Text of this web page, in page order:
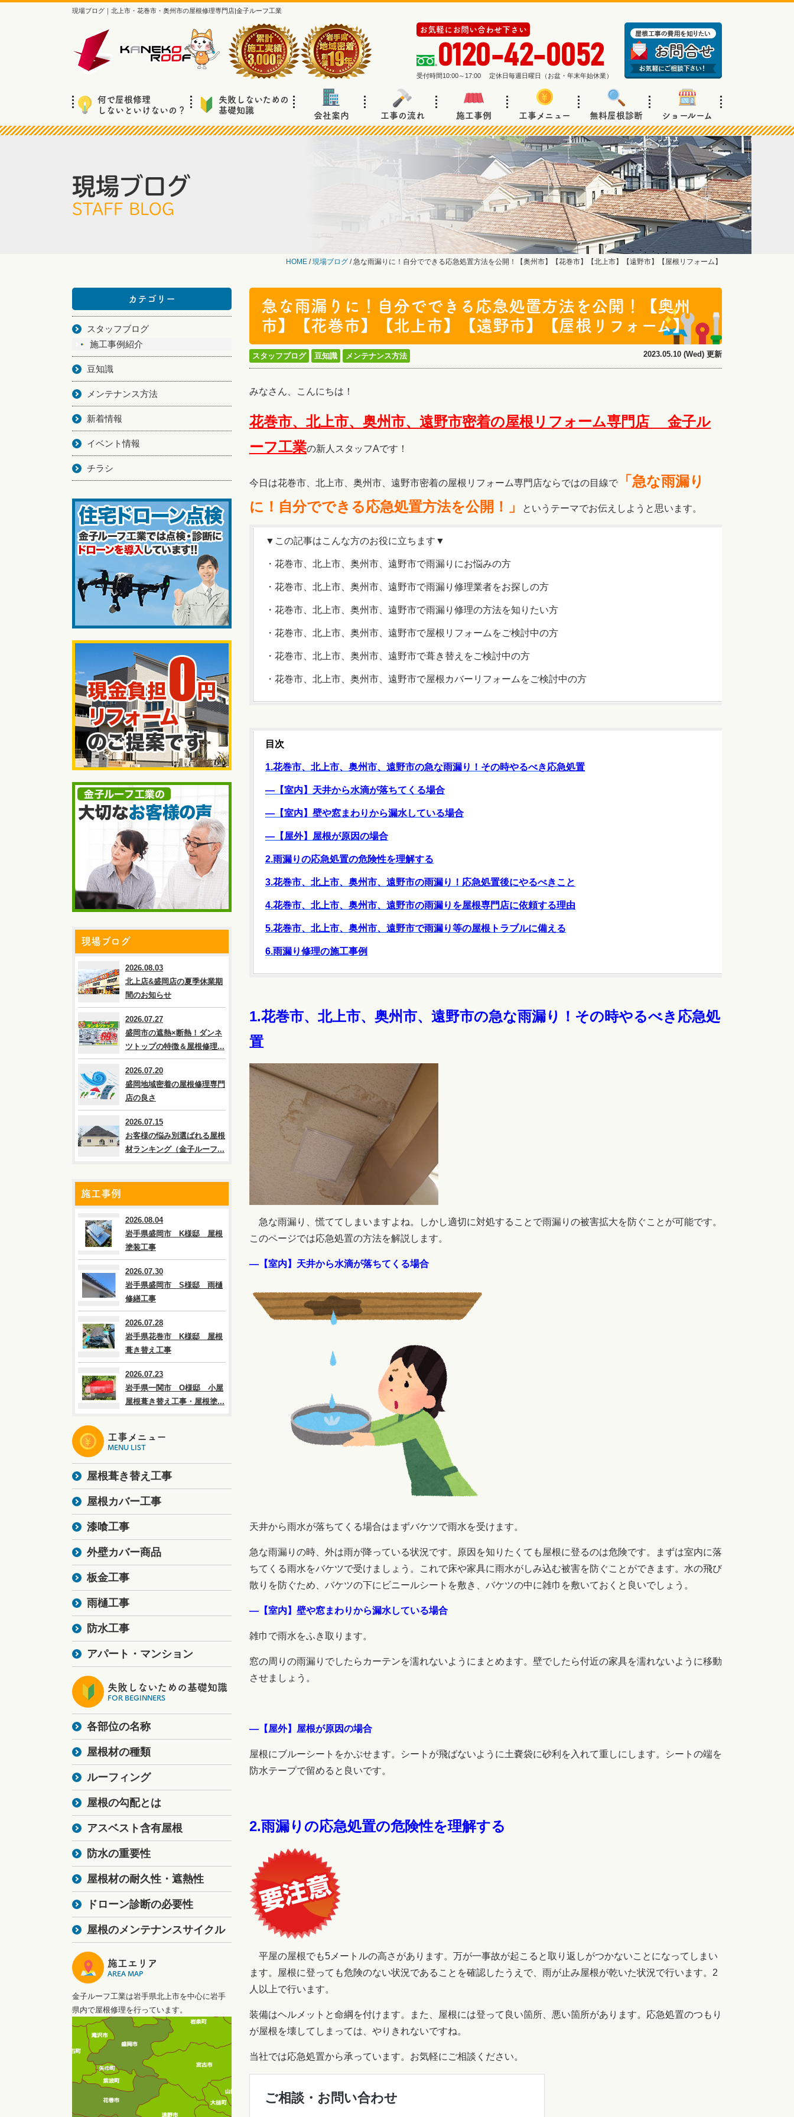
現場ブログ｜北上市・花巻市・奥州市の屋根修理専門店|金子ルーフ工業
お気軽にお問い合わせ下さい
0120-42-0052
受付時間10:00～17:00 定休日毎週日曜日（お盆・年末年始休業）
何で屋根修理
しないといけないの？
失敗しないための
基礎知識
会社案内 工事の流れ 施工事例 工事メニュー 無料屋根診断 ショールーム
現場ブログ
STAFF BLOG
HOME /現場ブログ /急な雨漏りに！自分でできる応急処置方法を公開！【奥州市】【花巻市】【北上市】【遠野市】【屋根リフォーム】
急な雨漏りに！自分でできる応急処置方法を公開！【奥州
市】【花巻市】【北上市】【遠野市】【屋根リフォーム】
スタッフブログ 豆知識 メンテナンス方法 2023.05.10 (Wed) 更新
みなさん、こんにちは！
花巻市、北上市、奥州市、遠野市密着の屋根リフォーム専門店 金子ル
ーフ工業の新人スタッフAです！
今日は花巻市、北上市、奥州市、遠野市密着の屋根リフォーム専門店ならではの目線で
「急な雨漏り
に！自分でできる応急処置方法を公開！」
というテーマでお伝えしようと思います。
▼この記事はこんな方のお役に立ちます▼
・花巻市、北上市、奥州市、遠野市で雨漏りにお悩みの方
・花巻市、北上市、奥州市、遠野市で雨漏り修理業者をお探しの方
・花巻市、北上市、奥州市、遠野市で雨漏り修理の方法を知りたい方
・花巻市、北上市、奥州市、遠野市で屋根リフォームをご検討中の方
・花巻市、北上市、奥州市、遠野市で葺き替えをご検討中の方
・花巻市、北上市、奥州市、遠野市で屋根カバーリフォームをご検討中の方
目次
1.花巻市、北上市、奥州市、遠野市の急な雨漏り！その時やるべき応急処置
―【室内】天井から水滴が落ちてくる場合
―【室内】壁や窓まわりから漏水している場合
―【屋外】屋根が原因の場合
2.雨漏りの応急処置の危険性を理解する
3.花巻市、北上市、奥州市、遠野市の雨漏り！応急処置後にやるべきこと
4.花巻市、北上市、奥州市、遠野市の雨漏りを屋根専門店に依頼する理由
5.花巻市、北上市、奥州市、遠野市で雨漏り等の屋根トラブルに備える
6.雨漏り修理の施工事例
1.花巻市、北上市、奥州市、遠野市の急な雨漏り！その時やるべき応急処
置
急な雨漏り、慌ててしまいますよね。しかし適切に対処することで雨漏りの被害拡大を防ぐことが可能です。
このページでは応急処置の方法を解説します。
―【室内】天井から水滴が落ちてくる場合
天井から雨水が落ちてくる場合はまずバケツで雨水を受けます。
急な雨漏りの時、外は雨が降っている状況です。原因を知りたくても屋根に登るのは危険です。まずは室内に落
ちてくる雨水をバケツで受けましょう。これで床や家具に雨水がしみ込む被害を防ぐことができます。水の飛び
散りを防ぐため、バケツの下にビニールシートを敷き、バケツの中に雑巾を敷いておくと良いでしょう。
―【室内】壁や窓まわりから漏水している場合
雑巾で雨水をふき取ります。
窓の周りの雨漏りでしたらカーテンを濡れないようにまとめます。壁でしたら付近の家具を濡れないように移動
させましょう。
―【屋外】屋根が原因の場合
屋根にブルーシートをかぶせます。シートが飛ばないように土嚢袋に砂利を入れて重しにします。シートの端を
防水テープで留めると良いです。
2.雨漏りの応急処置の危険性を理解する
平屋の屋根でも5メートルの高さがあります。万が一事故が起こると取り返しがつかないことになってしまい
ます。屋根に登っても危険のない状況であることを確認したうえで、雨が止み屋根が乾いた状況で行います。2
人以上で行います。
装備はヘルメットと命綱を付けます。また、屋根には登って良い箇所、悪い箇所があります。応急処置のつもり
が屋根を壊してしまっては、やりきれないですね。
当社では応急処置から承っています。お気軽にご相談ください。
カテゴリー
スタッフブログ
施工事例紹介
豆知識
メンテナンス方法
新着情報
イベント情報
チラシ
現場ブログ
2026.08.03
北上店&盛岡店の夏季休業期
間のお知らせ
2026.07.27
盛岡市の遮熱×断熱！ダンネ
ツトップの特徴＆屋根修理...
2026.07.20
盛岡地域密着の屋根修理専門
店の良さ
2026.07.15
お客様の悩み別選ばれる屋根
材ランキング（金子ルーフ...
施工事例
2026.08.04
岩手県盛岡市 K様邸 屋根
塗装工事
2026.07.30
岩手県盛岡市 S様邸 雨樋
修繕工事
2026.07.28
岩手県花巻市 K様邸 屋根
葺き替え工事
2026.07.23
岩手県一関市 O様邸 小屋
屋根葺き替え工事・屋根塗...
工事メニュー
MENU LIST
屋根葺き替え工事
屋根カバー工事
漆喰工事
外壁カバー商品
板金工事
雨樋工事
防水工事
アパート・マンション
失敗しないための基礎知識
FOR BEGINNERS
各部位の名称
屋根材の種類
ルーフィング
屋根の勾配とは
アスベスト含有屋根
防水の重要性
屋根材の耐久性・遮熱性
ドローン診断の必要性
屋根のメンテナンスサイクル
施工エリア
AREA MAP
金子ルーフ工業は岩手県北上市を中心に岩手
県内で屋根修理を行っています。